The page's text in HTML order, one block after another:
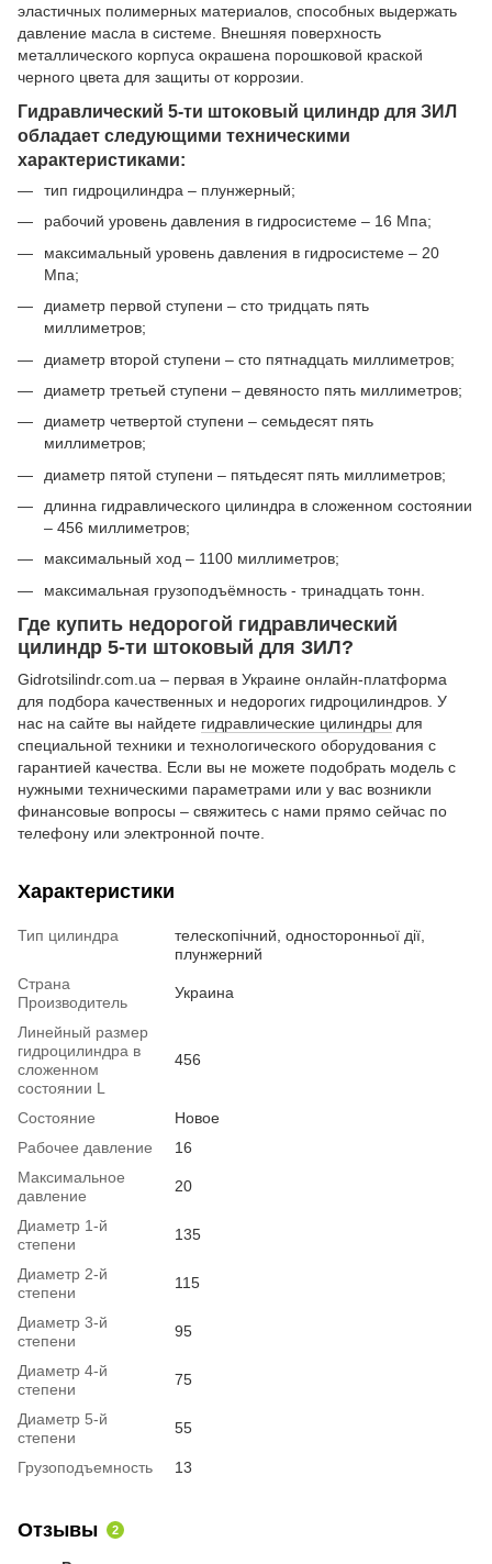
эластичных полимерных материалов, способных выдержать
давление масла в системе. Внешняя поверхность
металлического корпуса окрашена порошковой краской
черного цвета для защиты от коррозии.
Гидравлический 5-ти штоковый цилиндр для ЗИЛ
обладает следующими техническими
характеристиками:
тип гидроцилиндра – плунжерный;
рабочий уровень давления в гидросистеме – 16 Мпа;
максимальный уровень давления в гидросистеме – 20
Мпа;
диаметр первой ступени – сто тридцать пять
миллиметров;
диаметр второй ступени – сто пятнадцать миллиметров;
диаметр третьей ступени – девяносто пять миллиметров;
диаметр четвертой ступени – семьдесят пять
миллиметров;
диаметр пятой ступени – пятьдесят пять миллиметров;
длинна гидравлического цилиндра в сложенном состоянии
– 456 миллиметров;
максимальный ход – 1100 миллиметров;
максимальная грузоподъёмность - тринадцать тонн.
Где купить недорогой гидравлический
цилиндр 5-ти штоковый для ЗИЛ?
Gidrotsilindr.com.ua – первая в Украине онлайн-платформа
для подбора качественных и недорогих гидроцилиндров. У
нас на сайте вы найдете гидравлические цилиндры для
специальной техники и технологического оборудования с
гарантией качества. Если вы не можете подобрать модель с
нужными техническими параметрами или у вас возникли
финансовые вопросы – свяжитесь с нами прямо сейчас по
телефону или электронной почте.
Характеристики
Тип цилиндра
телескопічний, односторонньої дії,
плунжерний
Страна
Производитель
Украина
Линейный размер
гидроцилиндра в
сложенном
состоянии L
456
Состояние
Новое
Рабочее давление
16
Максимальное
давление
20
Диаметр 1-й
степени
135
Диаметр 2-й
степени
115
Диаметр 3-й
степени
95
Диаметр 4-й
степени
75
Диаметр 5-й
степени
55
Грузоподъемность 13
Отзывы 2